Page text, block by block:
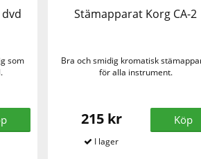
som
Stämapparat Korg CA-2
Bra och smidig kromatisk
för alla instrument.
215 kr Köp